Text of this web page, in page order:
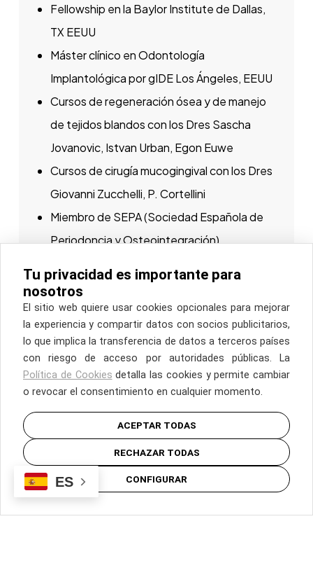
Fellowship en la Baylor Institute de Dallas,
TX EEUU
Máster clínico en Odontología
Implantológica por gIDE Los Ángeles, EEUU
Cursos de regeneración ósea y de manejo
de tejidos blandos con los Dres Sascha
Jovanovic, Istvan Urban, Egon Euwe
Cursos de cirugía mucogingival con los Dres
Giovanni Zucchelli, P. Cortellini
Miembro de SEPA (Sociedad Española de
Periodoncia y Osteointegración)
¿QUIERES CONOCERNOS?
Llámanos y reserva tu cita.
PIDE CITA
INICIO
POLÍTICA DE COOKIES
POLÍTICA LEGAL
© COPYRIGHT INSPIRIA. TODOS LOS DERECHOS RESERVADOS
ES
Tu privacidad es importante para
nosotros
El sitio web quiere usar cookies opcionales para mejorar
la experiencia y compartir datos con socios publicitarios,
lo que implica la transferencia de datos a terceros países
con riesgo de acceso por autoridades públicas. La
Política de Cookies detalla las cookies y permite cambiar
o revocar el consentimiento en cualquier momento.
ACEPTAR TODAS
RECHAZAR TODAS
CONFIGURAR